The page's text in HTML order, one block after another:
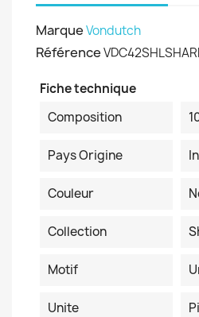
MarqueVondutch
Référence
Fiche technique
Composition
Pays Origine
Couleur
Collection
Motif
Unite